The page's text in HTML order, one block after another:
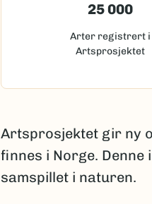
25 000
Arter registrert i
Artsprosjektet
Artsprosjektet gir ny
finnes i Norge.
samspillet i naturen.